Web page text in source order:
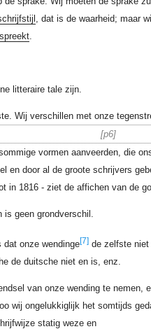
, dat is de waarheid; maar
.
litteraire tale zijn.
Wij verschillen met onze
p6
vormen aanveerden, die
en door al de groote schrijvers
in 1816 - ziet de affichen van de
geen grondverschil.
dat onze wendinge[7]de zelfste niet
de duitsche niet en is, enz.
van onze wending te nemen,
wij ongelukkiglijk het somtijds
statig weze en